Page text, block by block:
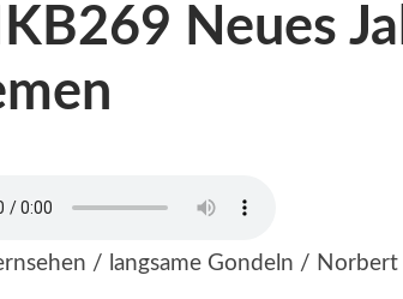
Neues
/ langsame Gondeln / Norbert